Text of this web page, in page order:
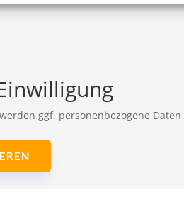
ggf. personenbezogene